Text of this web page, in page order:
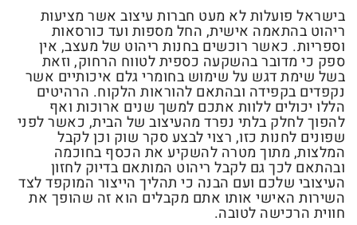
בישראל פועלות לא מעט חברות עיצוב אשר מציעות
ריהוט בהתאמה אישית, החל מספות ועד כורסאות
וספריות. כאשר רוכשים בחנות ריהוט של מעצב, אין
ספק כי מדובר בהשקעה כספית לטווח הרחוק, וזאת
בשל שימת דגש על שימוש בחומרי גלם איכותיים אשר
נקפדים בקפידה ובהתאם להוראות הלקוח. הרהיטים
הללו יכולים ללוות אתכם למשך שנים ארוכות ואף
להפוך לחלק בלתי נפרד מהעיצוב של הבית, כאשר לפני
שפונים לחנות כזו, רצוי לבצע סקר שוק וכן לקבל
המלצות, מתוך מטרה להשקיע את הכסף בחוכמה
ובהתאם לכך גם לקבל ריהוט המותאם בדיוק לחזון
העיצובי שלכם ועם הבנה כי תהליך הייצור המוקפד לצד
השירות האישי אותו אתם מקבלים הוא זה שהופך את
חווית הרכישה לטובה.